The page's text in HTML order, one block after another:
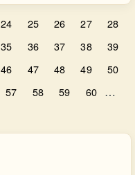
24 25 26 27
28
35 36 37 38
39
46 47 48 49
50
57 58 59 60 …